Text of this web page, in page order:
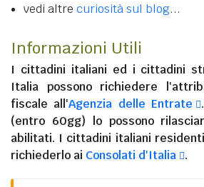
vedi altre curiosità sul blog...
Informazioni Utili
I cittadini italiani ed i cittadini
Italia possono richiedere
fiscale all'Agenzia delle Entrate
(entro 60gg) lo possono
abilitati. I cittadini italiani
richiederlo ai Consolati d'Italia .